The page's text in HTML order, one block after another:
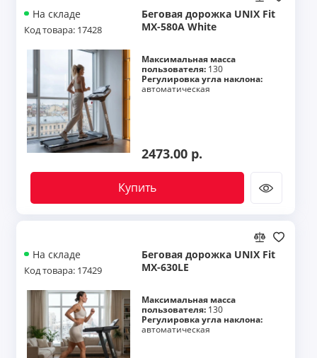
На складе
Код товара: 17428
Беговая дорожка UNIX Fit
MX-580A White
Максимальная масса
пользователя: 130
Регулировка угла наклона:
автоматическая
2473.00 р.
Купить
На складе
Код товара: 17429
Беговая дорожка UNIX Fit
MX-630LE
Максимальная масса
пользователя: 130
Регулировка угла наклона:
автоматическая